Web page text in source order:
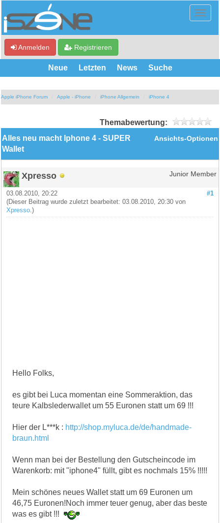
Anmelden Registrieren
Neue Letzten News Suche
Apple iPhone Forum Apple - iPhone iPhone Allgemein iPhone 4
Themabewertung:
Ansichts-Optionen
Alles neu macht Iphone 4 - SUPER
Wallet
Xpresso Junior Member
#1
03.08.2010, 20:22
(Dieser Beitrag wurde zuletzt bearbeitet: 03.08.2010, 20:30 von
Xpresso .)
Hello Folks,
es gibt bei Luca momentan eine Sommeraktion, das
teure Kalbslederwallet um 55 Euronen statt um 69 !!!
Hier der L***k : http://shop.myluca.de/de/handmade-
braun.html
Wenn man bei der Bestellung den Gutscheincode im
Warenkorb: mit "iphone4" füllt, gibt es nochmals 15% !!!!!
Mein schönes neues Wallet statt um 69 Euronen um
46,75 Euronen!Noch immer teuer genug, aber das beste
was es gibt !!!